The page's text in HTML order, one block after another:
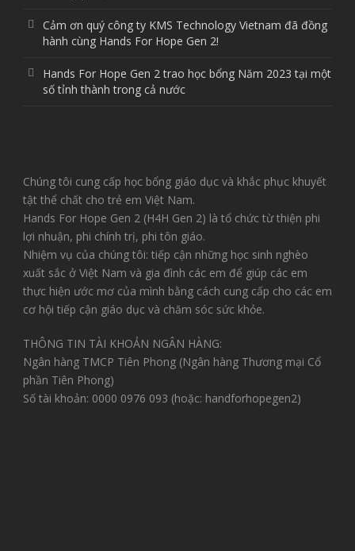
Cảm ơn quý công ty KMS Technology Vietnam đã đồng
hành cùng Hands For Hope Gen 2!
Hands For Hope Gen 2 trao học bổng Năm 2023 tại một
số tỉnh thành trong cả nước
Chúng tôi cung cấp học bổng giáo dục và khắc phục khuyết
tật thể chất cho trẻ em Việt Nam.
Hands For Hope Gen 2 (H4H Gen 2) là tổ chức từ thiện phi
lợi nhuận, phi chính trị, phi tôn giáo.
Nhiệm vụ của chúng tôi: tiếp cận những học sinh nghèo
xuất sắc ở Việt Nam và gia đình các em để giúp các em
thực hiện ước mơ của mình bằng cách cung cấp cho các em
cơ hội tiếp cận giáo dục và chăm sóc sức khỏe.
THÔNG TIN TÀI KHOẢN NGÂN HÀNG:
Ngân hàng TMCP Tiên Phong (Ngân hàng Thương mại Cổ
phần Tiên Phong)
Số tài khoản: 0000 0976 093 (hoặc: handforhopegen2)